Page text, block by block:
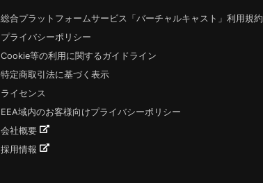
総合プラットフォームサービス「バーチャルキャスト」利用規約
プライバシーポリシー
Cookie等の利用に関するガイドライン
特定商取引法に基づく表示
ライセンス
EEA域内のお客様向けプライバシーポリシー
会社概要
採用情報